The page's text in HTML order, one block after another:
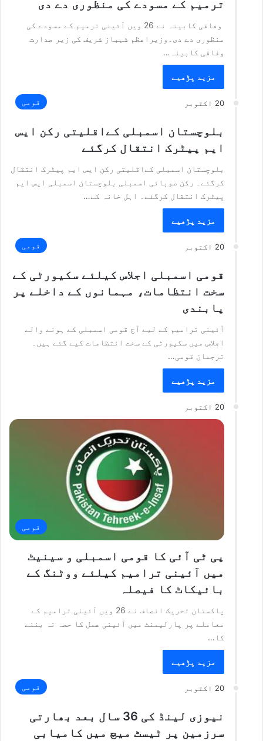
ترمیم کے مسودے کی منظوری دے دی
وفاقی کابینہ نے 26 ویں آئینی ترمیم کے مسودے کی
منظوری دے دی۔وزیراعظم شہباز شریف کی زیر صدارت
وفاقی کابینہ…
مزید پڑھیے
20 اکتوبر قومی
بلوچستان اسمبلی کےاقلیتی رکن ایس
ایم پیٹرک انتقال کرگئے
بلوچستان اسمبلی کےاقلیتی رکن ایس ایم پیٹرک انتقال
کرگئے۔ رکن صوبائی اسمبلی بلوچستان اسمبلی ایس ایم
پیٹرک انتقال کرگئے۔ اہل خانہ کے…
مزید پڑھیے
20 اکتوبر قومی
قومی اسمبلی اجلاس کیلئے سکیورٹی کے
سخت انتظامات، مہمانوں کے داخلے پر
پابندی
آئینی ترامیم کے لیے آج قومی اسمبلی کے ہونے والے
اجلاس میں سکیورٹی کے سخت انتظامات کیے گئے ہیں۔
ترجمان قومی…
مزید پڑھیے
20 اکتوبر
قومی
پی ٹی آئی کا قومی اسمبلی و سینیٹ
میں آئینی ترامیم کیلئے ووٹنگ کے
بائیکاٹ کا فیصلہ
پاکستان تحریک انصاف نے 26 ویں آئینی ترامیم کے
معاملے پر پارلیمنٹ میں آئینی عمل کا حصہ نہ بننے
کا…
مزید پڑھیے
20 اکتوبر قومی
نیوزی لینڈ کی 36 سال بعد بھارتی
سرزمین پر ٹیسٹ میچ میں کامیابی